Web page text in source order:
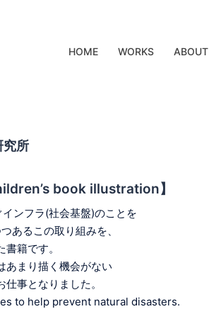
HOME WORKS ABOUT
究所
book illustration】
ンフラ(社会基盤)のことを
あるこの取り組みを、
籍です。
あまり描く機会がない
事となりました。
to help prevent natural disasters.